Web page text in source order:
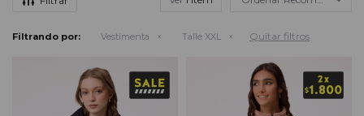
Filtrando por: Vestimenta Talle XXL Quitar filtros